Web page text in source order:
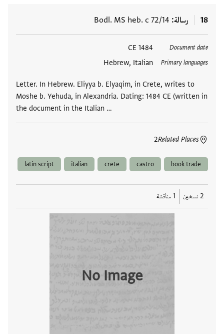
18 رسالة Bodl. MS heb. c 72/14
Document date
1484 CE
Primary languages
Hebrew, Italian
Letter. In Hebrew. Eliyya b. Elyaqim, in Crete, writes to
Moshe b. Yehuda, in Alexandria. Dating: 1484 CE (written in
the document in the Italian …
Related Places
2
العلامات
book trade
castro
crete
italian
latin script
2 نسخين 1 مناقشة
No Image